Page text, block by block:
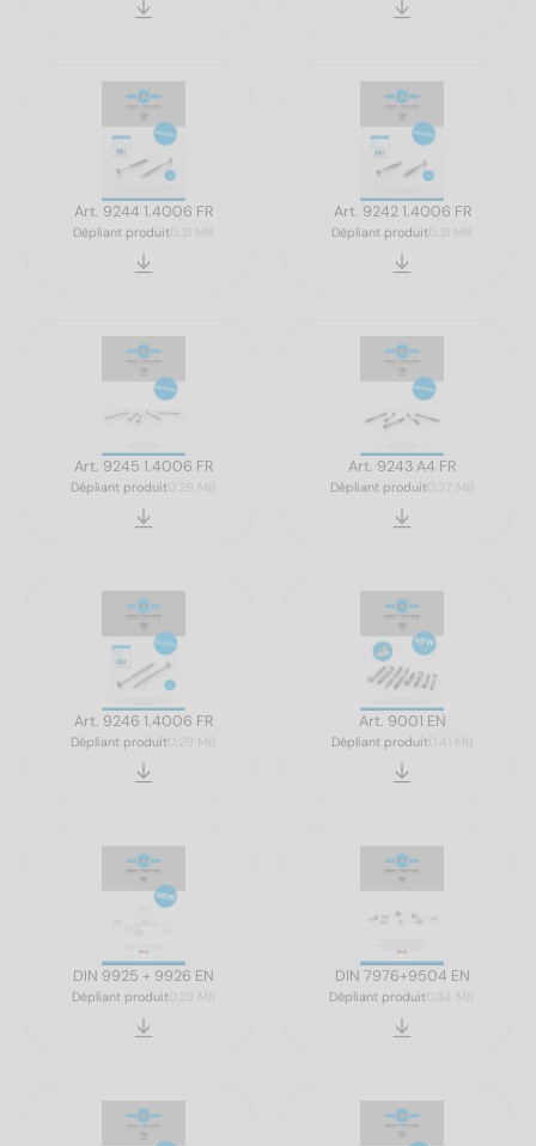
Art. 9244 1.4006 FR
Dépliant produit 0.31 MB
Art. 9242 1.4006 FR
Dépliant produit 0.31 MB
Art. 9245 1.4006 FR
Dépliant produit 0.29 MB
Art. 9243 A4 FR
Dépliant produit0.27 MB
Art. 9246 1.4006 FR
Dépliant produit 0.29 MB
Art. 9001 EN
Dépliant produit0.41 MB
DIN 9925 + 9926 EN
Dépliant produit0.23 MB
DIN 7976+9504 EN
Dépliant produit 0.34 MB